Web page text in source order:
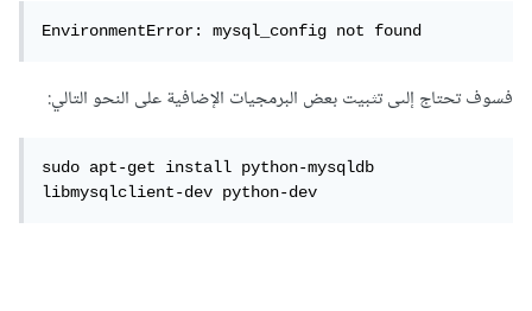
EnvironmentError: mysql_config not found
فسوف تحتاج إلىى تثبيت بعض البرمجيات الإضافية على النحو التالي:
sudo apt-get install python-mysqldb
libmysqlclient-dev python-dev